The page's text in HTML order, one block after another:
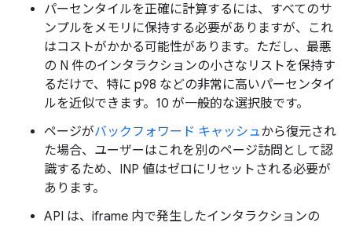
パーセンタイルを正確に計算するには、すべてのサ
ンプルをメモリに保持する必要がありますが、これ
はコストがかかる可能性があります。ただし、最悪
の N 件のインタラクションの小さなリストを保持す
るだけで、特に p98 などの非常に高いパーセンタイ
ルを近似できます。10 が一般的な選択肢です。
ページがバックフォワード キャッシュから復元され
た場合、ユーザーはこれを別のページ訪問として認
識するため、INP 値はゼロにリセットされる必要が
あります。
API は、iframe 内で発生したインタラクションの